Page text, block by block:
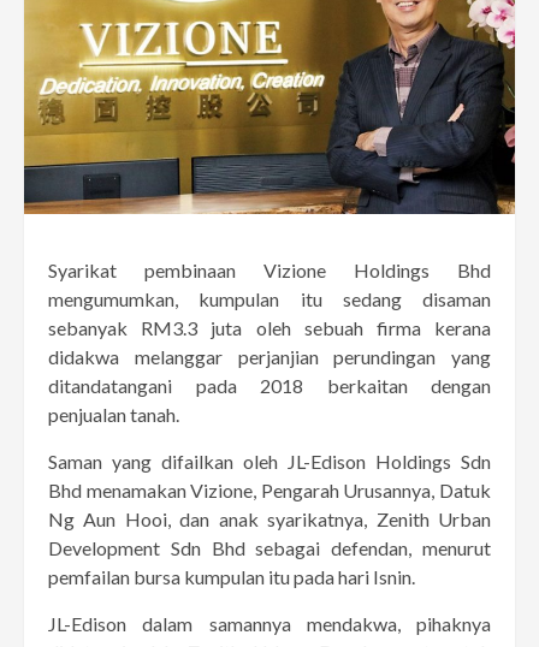
Syarikat pembinaan Vizione Holdings Bhd
mengumumkan, kumpulan itu sedang disaman
sebanyak RM3.3 juta oleh sebuah firma kerana
didakwa melanggar perjanjian perundingan yang
ditandatangani pada 2018 berkaitan dengan
penjualan tanah.
Saman yang difailkan oleh JL-Edison Holdings Sdn
Bhd menamakan Vizione, Pengarah Urusannya, Datuk
Ng Aun Hooi, dan anak syarikatnya, Zenith Urban
Development Sdn Bhd sebagai defendan, menurut
pemfailan bursa kumpulan itu pada hari Isnin.
JL-Edison dalam samannya mendakwa, pihaknya